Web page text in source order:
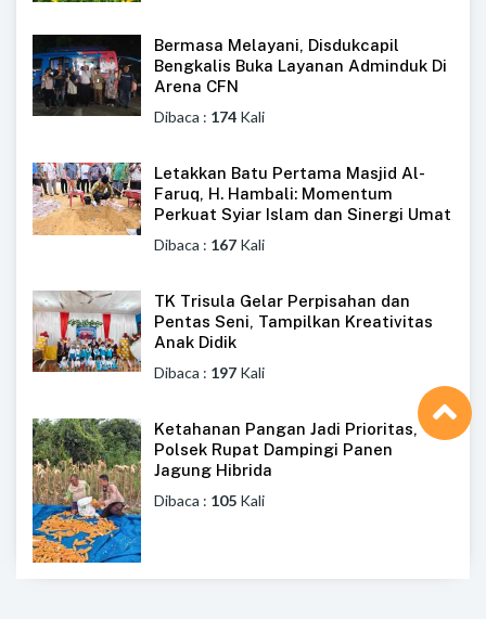
Bermasa Melayani, Disdukcapil
Bengkalis Buka Layanan Adminduk Di
Arena CFN
Dibaca : 174 Kali
Letakkan Batu Pertama Masjid Al-
Faruq, H. Hambali: Momentum
Perkuat Syiar Islam dan Sinergi Umat
Dibaca : 167 Kali
TK Trisula Gelar Perpisahan dan
Pentas Seni, Tampilkan Kreativitas
Anak Didik
Dibaca : 197 Kali
Ketahanan Pangan Jadi Prioritas,
Polsek Rupat Dampingi Panen
Jagung Hibrida
Dibaca : 105 Kali